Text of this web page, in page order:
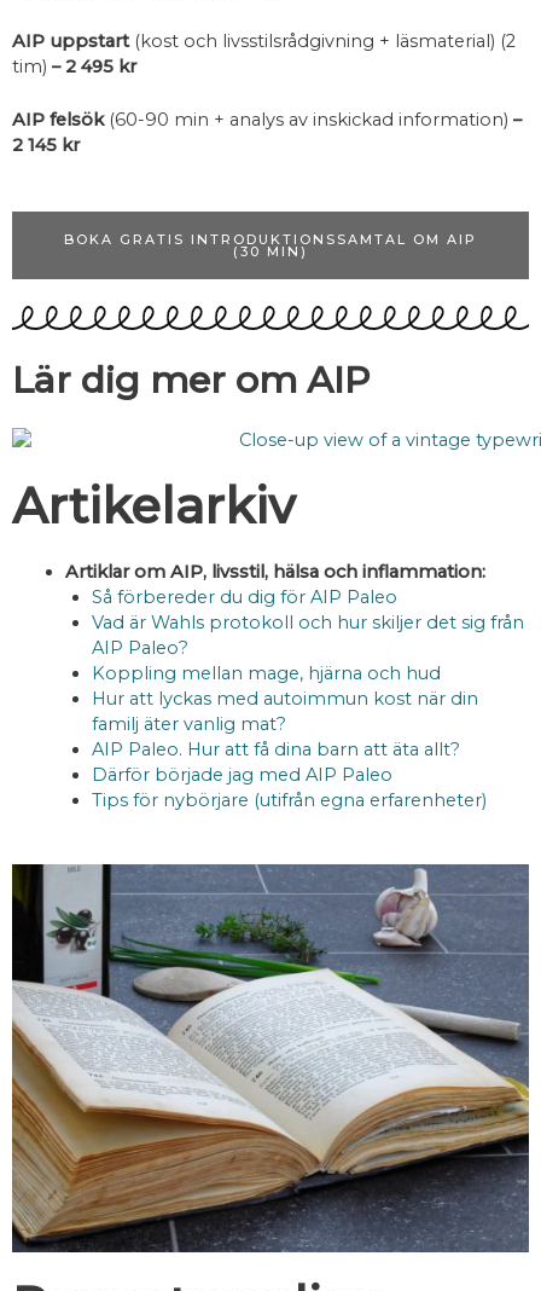
AIP uppstart(kost och livsstilsrådgivning + läsmaterial) (2
tim) – 2 495 kr
AIP felsök(60-90 min + analys av inskickad information) –
2 145 kr
BOKA GRATIS INTRODUKTIONSSAMTAL OM AIP
(30 MIN)
Lär dig mer om AIP
Artikelarkiv
Artiklar om AIP, livsstil, hälsa och inflammation:
Så förbereder du dig för AIP Paleo
Vad är Wahls protokoll och hur skiljer det sig från
AIP Paleo?
Koppling mellan mage, hjärna och hud
Hur att lyckas med autoimmun kost när din
familj äter vanlig mat?
AIP Paleo. Hur att få dina barn att äta allt?
Därför började jag med AIP Paleo
Tips för nybörjare (utifrån egna erfarenheter)